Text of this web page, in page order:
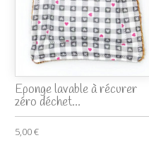
Eponge lavable à récurer
zéro déchet...
5,00 €